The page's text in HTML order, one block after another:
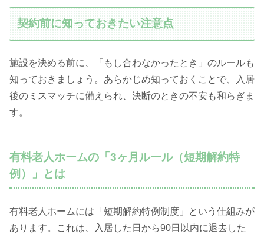
契約前に知っておきたい注意点
施設を決める前に、「もし合わなかったとき」のルールも
知っておきましょう。あらかじめ知っておくことで、入居
後のミスマッチに備えられ、決断のときの不安も和らぎま
す。
有料老人ホームの「3ヶ月ルール（短期解約特
例）」とは
有料老人ホームには「短期解約特例制度」という仕組みが
あります。これは、入居した日から90日以内に退去した